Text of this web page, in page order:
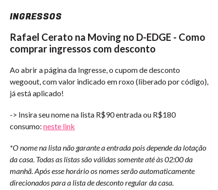
INGRESSOS
Rafael Cerato na Moving no D-EDGE - Como
comprar ingressos com desconto
Ao abrir a página da Ingresse, o cupom de desconto
wegoout, com valor indicado em roxo (liberado por código),
já está aplicado!
-> Insira seu nome na lista R$90 entrada ou R$180
consumo: neste link
*O nome na lista não garante a entrada pois depende da lotação
da casa. Todas as listas são válidas somente até às 02:00 da
manhã. Após esse horário os nomes serão automaticamente
direcionados para a lista de desconto regular da casa.